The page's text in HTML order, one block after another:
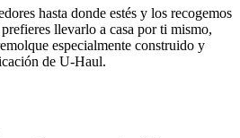
hasta donde estés y los recogemos
llevarlo a casa por ti mismo,
especialmente construido y
de U-Haul.